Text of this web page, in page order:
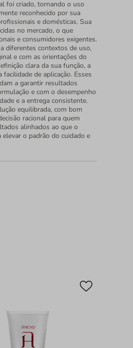
foi criado, tornando o uso
reconhecido por sua
e domésticas. Sua
no mercado, o que
e consumidores exigentes.
diferentes contextos de uso,
e com as orientações do
clara da sua função, a
de aplicação. Esses
a garantir resultados
e com o desempenho
e a entrega consistente.
equilibrada, com bom
racional para quem
alinhados ao que o
o padrão do cuidado e